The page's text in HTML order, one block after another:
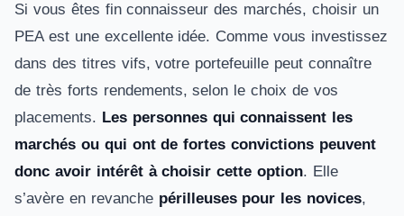
Si vous êtes fin connaisseur des marchés, choisir un
PEA est une excellente idée. Comme vous investissez
dans des titres vifs, votre portefeuille peut connaître
de très forts rendements, selon le choix de vos
placements. Les personnes qui connaissent les
marchés ou qui ont de fortes convictions peuvent
donc avoir intérêt à choisir cette option. Elle
s’avère en revanche périlleuses pour les novices,